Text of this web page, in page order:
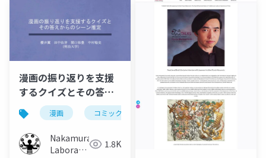
漫画の振り返りを支援
するクイズとその答え
からのシーン推定
漫画 コミック クイズ 記憶
Nakamura
Laboratory
1.8K